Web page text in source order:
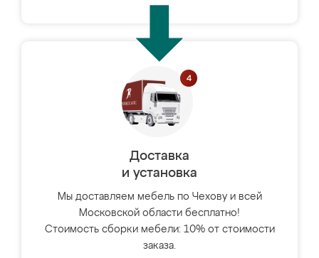
Доставка
и установка
Мы доставляем мебель по Чехову и всей
Московской области бесплатно!
Стоимость сборки мебели: 10% от стоимости
заказа.